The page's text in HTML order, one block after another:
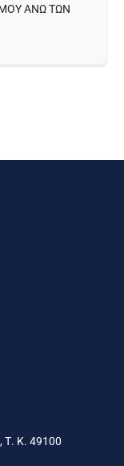
ΑΝΩ ΤΩΝ
Τ. Κ. 49100